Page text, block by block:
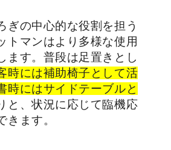
ぎの中心的な役割を担う
トマンはより多様な使用
ます。普段は足置きとし
時には補助椅子として活
時にはサイドテーブルと
と、状況に応じて臨機応
きます。